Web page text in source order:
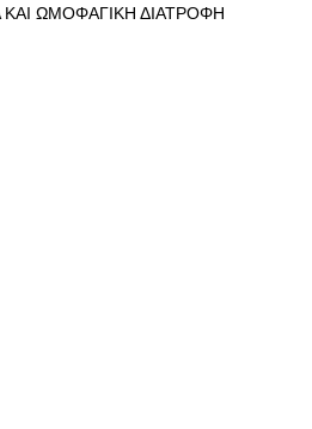
ΩΜΟΦΑΓΙΚΗ ΔΙΑΤΡΟΦΗ